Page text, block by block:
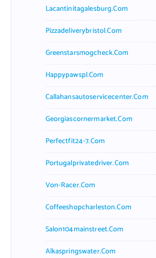
Lacantinitagalesburg.com
Pizzadeliverybristol.com
Greenstarsmogcheck.com
Happypawspl.com
Callahansautoservicecenter.com
Georgiascornermarket.com
Perfectfit24-7.com
Portugalprivatedriver.com
Von-Racer.com
Coffeeshopcharleston.com
Salon104mainstreet.com
Alkaspringswater.com